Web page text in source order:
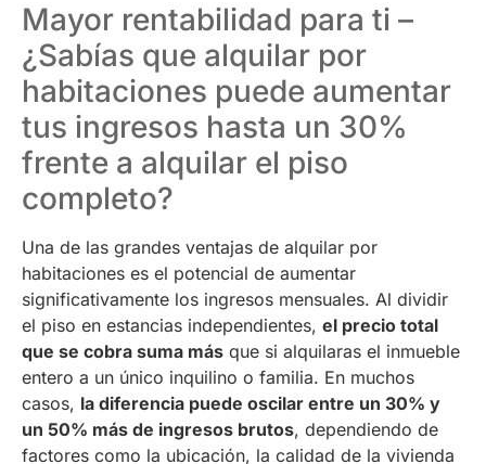
Mayor rentabilidad para ti –
¿Sabías que alquilar por
habitaciones puede aumentar
tus ingresos hasta un 30%
frente a alquilar el piso
completo?
Una de las grandes ventajas de alquilar por
habitaciones es el potencial de aumentar
significativamente los ingresos mensuales. Al dividir
el piso en estancias independientes, el precio total
que se cobra suma más que si alquilaras el inmueble
entero a un único inquilino o familia. En muchos
casos, la diferencia puede oscilar entre un 30% y
un 50% más de ingresos brutos, dependiendo de
factores como la ubicación, la calidad de la vivienda